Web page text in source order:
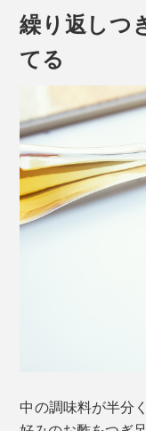
瓶に詰まった「
続く節納屋（ふし
商店」が丁寧につ
その節納屋で働く
削りかすを家に持
使っていたという
ツ。
本品は、「宗田節
詰まった、天然の
納豆や冷奴、し
に。淡白な魚介類
は、まるでお店の
繰り返しつ
てる
中の調味料が半分